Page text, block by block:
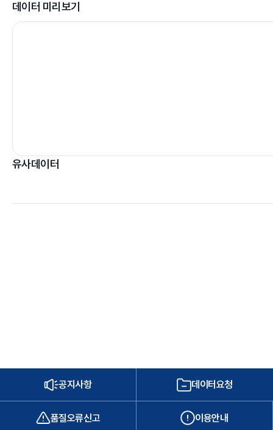
데이터 미리보기
유사데이터
공지사항 데이터요청
품질오류신고 이용안내